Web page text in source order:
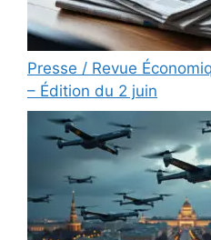
Presse / Revue
– Édition du 2 juin